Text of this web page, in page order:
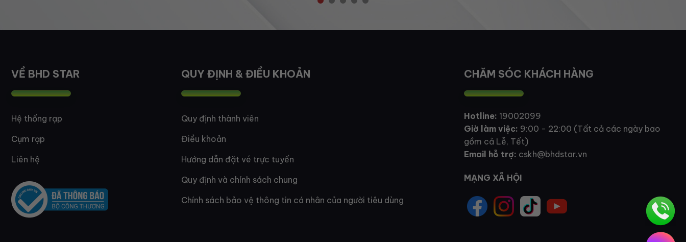
VỀ BHD STAR
Hệ thống rạp
Cụm rạp
Liên hệ
QUY ĐỊNH & ĐIỀU KHOẢN
Quy định thành viên
Điều khoản
Hướng dẫn đặt vé trực tuyến
Quy định và chính sách chung
Chính sách bảo vệ thông tin cá nhân của người tiêu dùng
CHĂM SÓC KHÁCH HÀNG
Hotline: 19002099
Giờ làm việc: 9:00 - 22:00 (Tất cả các ngày bao
gồm cả Lễ, Tết)
Email hỗ trợ: cskh@bhdstar.vn
MẠNG XÃ HỘI